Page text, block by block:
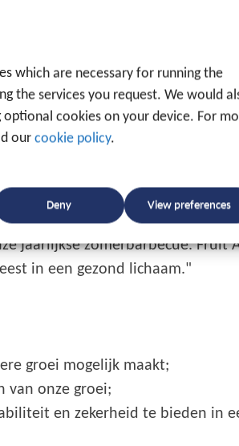
which are necessary for running the
the services you request. We would
cookies on your device. For
our cookie policy.
Deny View preferences
kan alles
en
samen met
,
die waarden gezocht en
& administratie, R&D
bedrijf in teambuilding. Zo
jaarlijkse zomerbarbecue.
in een gezond lichaam."
groei mogelijk maakt;
van onze groei;
en zekerheid te bieden in